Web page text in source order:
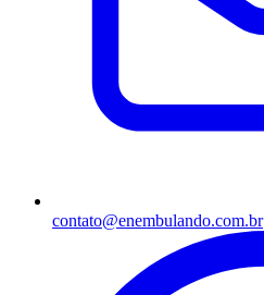
contato@enembulando.com.br